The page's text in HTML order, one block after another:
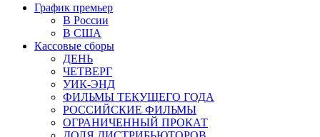
График премьер
В России
В США
Кассовые сборы
ДЕНЬ
ЧЕТВЕРГ
УИК-ЭНД
ФИЛЬМЫ ТЕКУЩЕГО ГОДА
РОССИЙСКИЕ ФИЛЬМЫ
ОГРАНИЧЕННЫЙ ПРОКАТ